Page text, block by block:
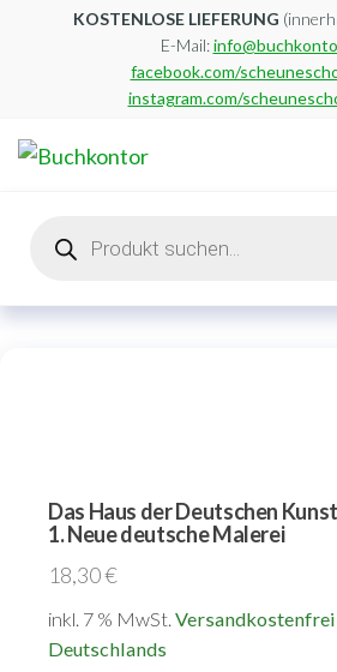
KOSTENLOSE LIEFERUNG
E-Mail:
facebook.com/
instagram.com/
search
Das Haus der Deutschen
1. Neue deutsche Malerei
18,30€
inkl. 7 % MwSt.
Deutschlands